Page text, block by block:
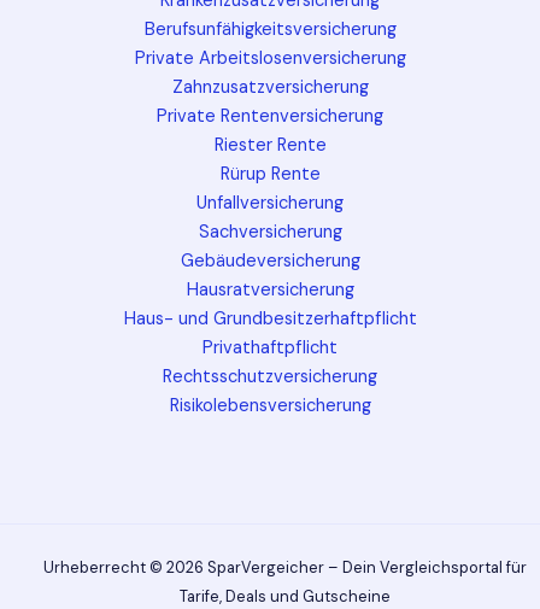
Berufsunfähigkeitsversicherung
Private Arbeitslosenversicherung
Zahnzusatzversicherung
Private Rentenversicherung
Riester Rente
Rürup Rente
Unfallversicherung
Sachversicherung
Gebäudeversicherung
Hausratversicherung
Haus- und Grundbesitzerhaftpflicht
Privathaftpflicht
Rechtsschutzversicherung
Risikolebensversicherung
Urheberrecht © 2026 SparVergeicher – Dein Vergleichsportal für
Tarife, Deals und Gutscheine